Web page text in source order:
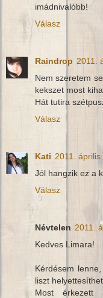
imádnivalóbb!
Válasz
Raindrop 2011.
Nem szeretem
kekszet most
Hát tutira
Válasz
Kati 2011. április
Jól hangzik ez a
Válasz
Névtelen 2011.
Kedves Limara!
Kérdésem
liszt
Most érkezett